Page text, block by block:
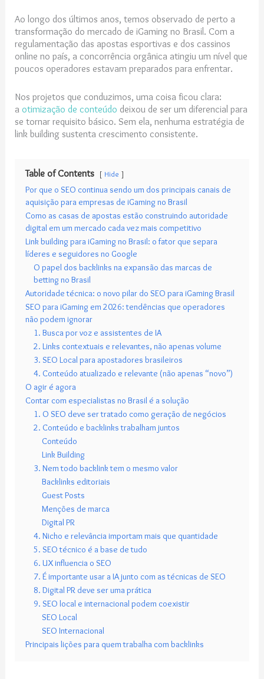
Ao longo dos últimos anos, temos observado de perto a
transformação do mercado de iGaming no Brasil. Com a
regulamentação das apostas esportivas e dos cassinos
online no país, a concorrência orgânica atingiu um nível que
poucos operadores estavam preparados para enfrentar.
Nos projetos que conduzimos, uma coisa ficou clara:
a otimização de conteúdo deixou de ser um diferencial para
se tornar requisito básico. Sem ela, nenhuma estratégia de
link building sustenta crescimento consistente.
Table of Contents Hide
Por que o SEO continua sendo um dos principais canais de
aquisição para empresas de iGaming no Brasil
Como as casas de apostas estão construindo autoridade
digital em um mercado cada vez mais competitivo
Link building para iGaming no Brasil: o fator que separa
líderes e seguidores no Google
O papel dos backlinks na expansão das marcas de
betting no Brasil
Autoridade técnica: o novo pilar do SEO para iGaming Brasil
SEO para iGaming em 2026: tendências que operadores
não podem ignorar
1. Busca por voz e assistentes de IA
2. Links contextuais e relevantes, não apenas volume
3. SEO Local para apostadores brasileiros
4. Conteúdo atualizado e relevante (não apenas “novo”)
O agir é agora
Contar com especialistas no Brasil é a solução
1. O SEO deve ser tratado como geração de negócios
2. Conteúdo e backlinks trabalham juntos
Conteúdo
Link Building
3. Nem todo backlink tem o mesmo valor
Backlinks editoriais
Guest Posts
Menções de marca
Digital PR
4. Nicho e relevância importam mais que quantidade
5. SEO técnico é a base de tudo
6. UX influencia o SEO
7. É importante usar a IA junto com as técnicas de SEO
8. Digital PR deve ser uma prática
9. SEO local e internacional podem coexistir
SEO Local
SEO Internacional
Principais lições para quem trabalha com backlinks